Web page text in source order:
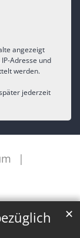
✕
angezeigt
Adresse und
werden.
jederzeit